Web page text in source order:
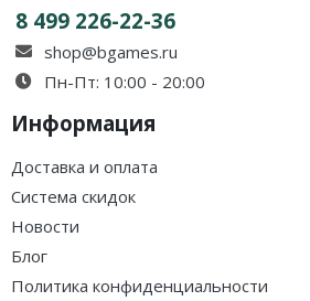
8 499 226-22-36
shop@bgames.ru
Пн-Пт: 10:00 - 20:00
Информация
Доставка и оплата
Система скидок
Новости
Блог
Политика конфиденциальности